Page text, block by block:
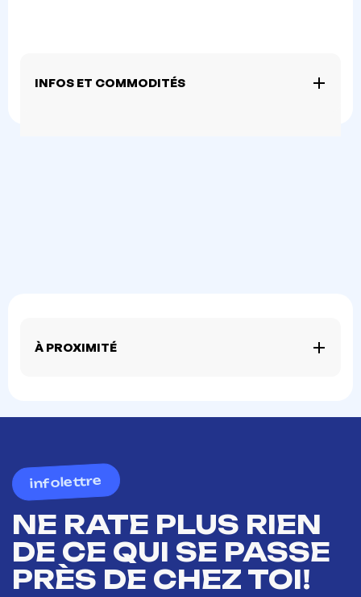
INFOS ET COMMODITÉS
À PROXIMITÉ
infolettre
NE RATE PLUS RIEN
DE CE QUI SE PASSE
PRÈS DE CHEZ TOI!